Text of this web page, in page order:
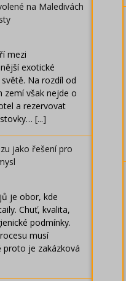
na Maledivách
mezi
exotické
Na rozdíl od
zemí však nejde o
a rezervovat
[...]
jako řešení pro
je obor, kde
Chuť, kvalita,
podmínky.
musí
proto je zakázková